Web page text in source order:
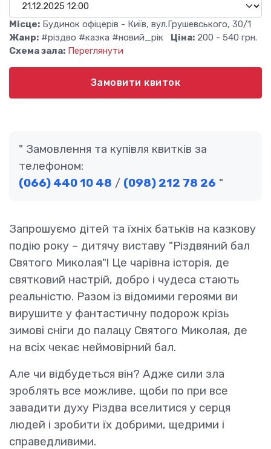
Місце: Будинок офіцерів - Київ, вул.Грушевського, 30/1
Жанр: #різдво #казка #новий_рік Ціна: 200 - 540 грн.
Схема зала: Переглянути
Замовити квиток
Замовлення та купівля квитків за
телефоном:
(066) 440 10 48 / (098) 212 78 26
Запрошуємо дітей та їхніх батьків на казкову
подію року – дитячу виставу "Різдвяний бал
Святого Миколая"! Це чарівна історія, де
святковий настрій, добро і чудеса стають
реальністю. Разом із відомими героями ви
вирушите у фантастичну подорож крізь
зимові сніги до палацу Святого Миколая, де
на всіх чекає неймовірний бал.
Але чи відбудеться він? Адже сили зла
зроблять все можливе, щоби по при все
завадити духу Різдва вселитися у серця
людей і зробити їх добрими, щедрими і
справедливими.